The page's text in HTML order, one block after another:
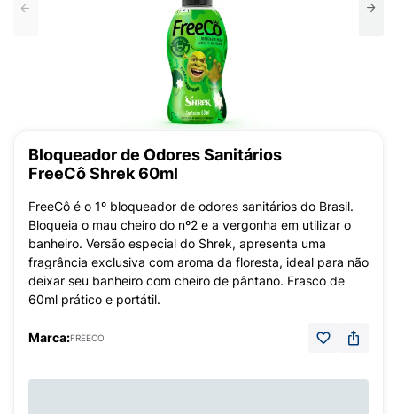
Bloqueador de Odores Sanitários
FreeCô Shrek 60ml
FreeCô é o 1º bloqueador de odores sanitários do Brasil.
Bloqueia o mau cheiro do nº2 e a vergonha em utilizar o
banheiro. Versão especial do Shrek, apresenta uma
fragrância exclusiva com aroma da floresta, ideal para não
deixar seu banheiro com cheiro de pântano. Frasco de
60ml prático e portátil.
Marca:FREECO